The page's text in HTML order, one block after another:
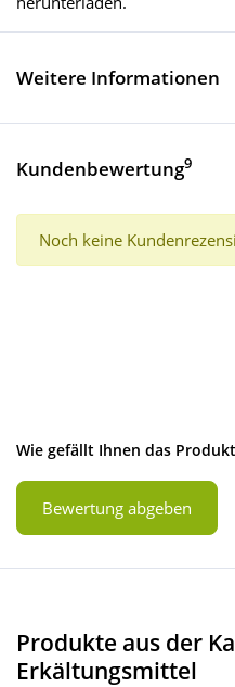
Weitere Informationen
Kundenbewertung9
Noch keine
Wie gefällt Ihnen das
Bewertung abgeben
Produkte aus der
Erkältungsmittel